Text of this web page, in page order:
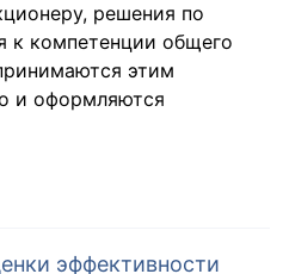
решения по
к компетенции общего
этим
и оформляются
эффективности